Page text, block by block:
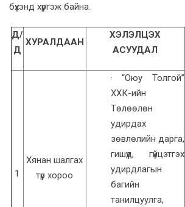
бүхэнд хүргэж байна.
Д/
Д
ХУРАЛДААН
ХЭЛЭЛЦЭХ
АСУУДАЛ
1
Хянан шалгах
түр хороо
· “Оюу Толгой”
ХХК-ийн
Төлөөлөн
удирдах
зөвлөлийн дарга,
гишүүд, гүйцэтгэх
удирдлагын
багийн
танилцуулга,